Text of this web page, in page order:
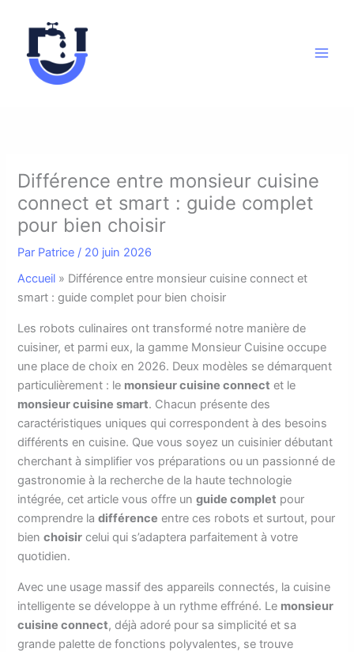
Différence entre monsieur cuisine
connect et smart : guide complet
pour bien choisir
Par Patrice / 20 juin 2026
Accueil » Différence entre monsieur cuisine connect et
smart : guide complet pour bien choisir
Les robots culinaires ont transformé notre manière de
cuisiner, et parmi eux, la gamme Monsieur Cuisine occupe
une place de choix en 2026. Deux modèles se démarquent
particulièrement : le monsieur cuisine connect et le
monsieur cuisine smart. Chacun présente des
caractéristiques uniques qui correspondent à des besoins
différents en cuisine. Que vous soyez un cuisinier débutant
cherchant à simplifier vos préparations ou un passionné de
gastronomie à la recherche de la haute technologie
intégrée, cet article vous offre unguide complet pour
comprendre ladifférence entre ces robots et surtout, pour
bienchoisir celui qui s’adaptera parfaitement à votre
quotidien.
Avec une usage massif des appareils connectés, la cuisine
intelligente se développe à un rythme effréné. Le monsieur
cuisine connect, déjà adoré pour sa simplicité et sa
grande palette de fonctions polyvalentes, se trouve